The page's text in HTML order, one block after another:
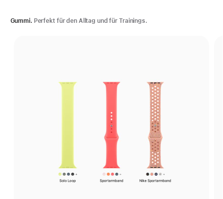
Gummi. Perfekt für den Alltag und für Trainings.